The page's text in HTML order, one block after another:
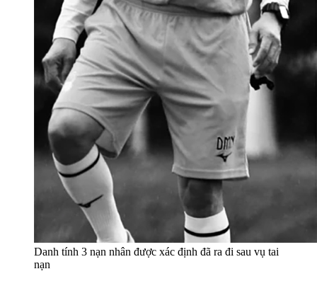
Danh tính 3 nạn nhân được xác định đã ra đi sau vụ tai
nạn